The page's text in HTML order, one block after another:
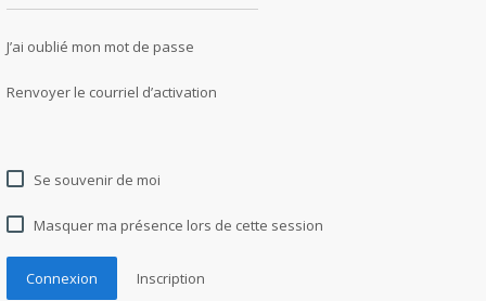
J’ai oublié mon mot de passe
Renvoyer le courriel d’activation
Se souvenir de moi
Masquer ma présence lors de cette session
Connexion Inscription